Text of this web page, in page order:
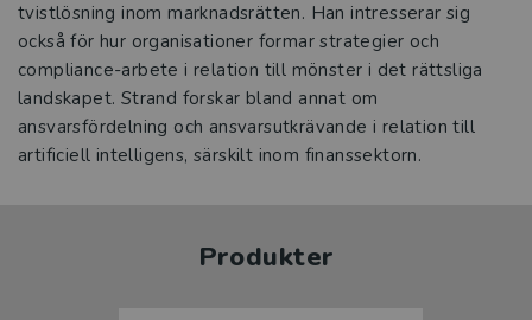
tvistlösning inom marknadsrätten. Han intresserar sig
också för hur organisationer formar strategier och
compliance-arbete i relation till mönster i det rättsliga
landskapet. Strand forskar bland annat om
ansvarsfördelning och ansvarsutkrävande i relation till
artificiell intelligens, särskilt inom finanssektorn.
Produkter